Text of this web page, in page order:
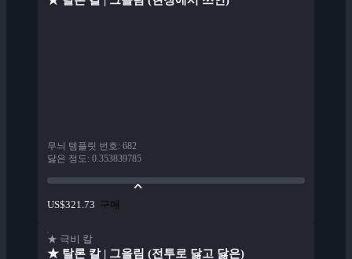
무늬 템플릿 번호: 682
닳은 정도: 0.353839785
US$321.73 구매
★ 극비 칼
★ 탈론 칼 | 그을림 (전투로 닳고 닳은)